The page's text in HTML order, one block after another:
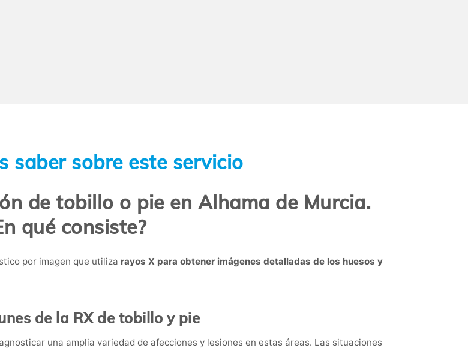
saber sobre este servicio
de tobillo o pie en Alhama de Murcia.
qué consiste?
por imagen que utiliza rayos X para obtener imágenes detalladas de los huesos y
de la RX de tobillo y pie
una amplia variedad de afecciones y lesiones en estas áreas. Las situaciones